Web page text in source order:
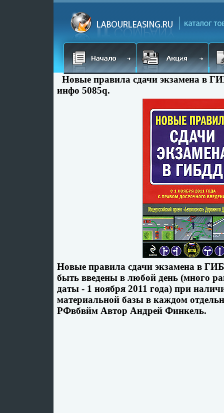
Новые правила сдачи экзамена в
инфо 5085q.
Новые правила сдачи экзамена в
быть введены в любой день (много
даты - 1 ноября 2011 года) при
материальной базы в каждом
РФвбвйм Автор Андрей Финкель.